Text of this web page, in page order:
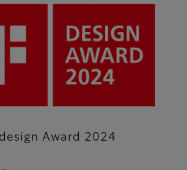
Award 2024